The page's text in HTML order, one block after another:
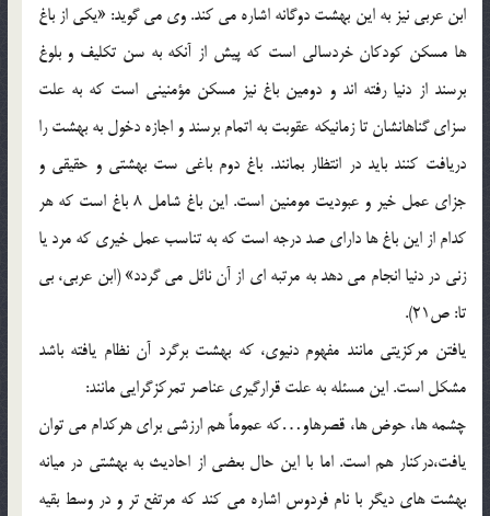
ابن عربی نیز به این بهشت دوگانه اشاره می کند. وی می گوید: «یکی از باغ
ها مسکن کودکان خردسالی است که پیش از آنکه به سن تکلیف و بلوغ
برسند از دنیا رفته اند و دومین باغ نیز مسکن مؤمنینی است که به علت
سزای گناهانشان تا زمانیکه عقوبت به اتمام برسند و اجازه دخول به بهشت را
دریافت کنند باید در انتظار بمانند. باغ دوم باغی ست بهشتی و حقیقی و
جزای عمل خیر و عبودیت مومنین است. این باغ شامل 8 باغ است که هر
کدام از این باغ ها دارای صد درجه است که به تناسب عمل خیری که مرد یا
زنی در دنیا انجام می دهد به مرتبه ای از آن نائل می گردد» (ابن عربی، بی
تا: ص21).
یافتن مرکزیتی مانند مفهوم دنیوی، که بهشت برگرد آن نظام یافته باشد
مشکل است. این مسئله به علت قرارگیری عناصر تمرکزگرایی مانند:
چشمه ها، حوض ها، قصرهاو…که عموماً هم ارزشی برای هرکدام می توان
یافت،درکنار هم است. اما با این حال بعضی از احادیث به بهشتی در میانه
بهشت های دیگر با نام فردوس اشاره می کند که مرتفع تر و در وسط بقیه